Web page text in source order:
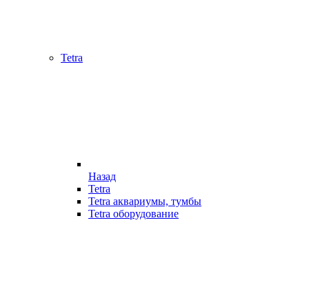
Tetra
Назад
Tetra
Tetra аквариумы, тумбы
Tetra оборудование